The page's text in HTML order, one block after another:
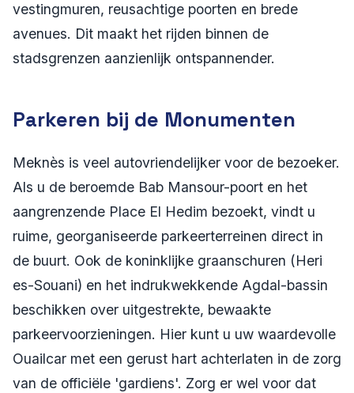
vestingmuren, reusachtige poorten en brede
avenues. Dit maakt het rijden binnen de
stadsgrenzen aanzienlijk ontspannender.
Parkeren bij de Monumenten
Meknès is veel autovriendelijker voor de bezoeker.
Als u de beroemde Bab Mansour-poort en het
aangrenzende Place El Hedim bezoekt, vindt u
ruime, georganiseerde parkeerterreinen direct in
de buurt. Ook de koninklijke graanschuren (Heri
es-Souani) en het indrukwekkende Agdal-bassin
beschikken over uitgestrekte, bewaakte
parkeervoorzieningen. Hier kunt u uw waardevolle
Ouailcar met een gerust hart achterlaten in de zorg
van de officiële 'gardiens'. Zorg er wel voor dat